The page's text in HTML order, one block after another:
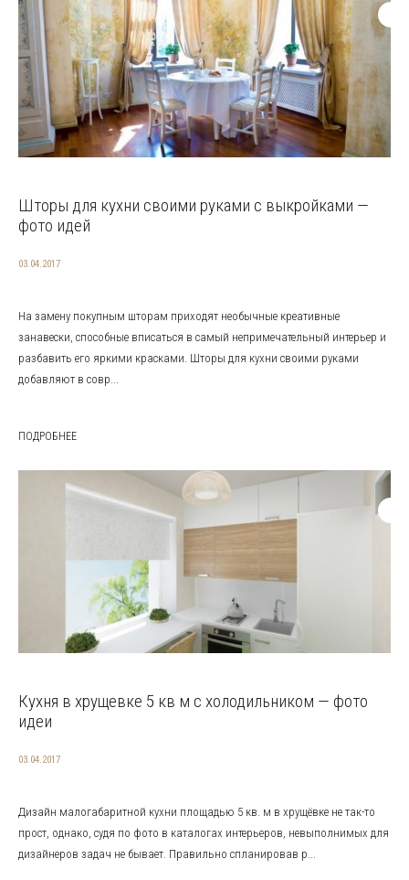
Шторы для кухни своими руками с выкройками —
фото идей
03.04.2017
На замену покупным шторам приходят необычные креативные
занавески, способные вписаться в самый непримечательный интерьер и
разбавить его яркими красками. Шторы для кухни своими руками
добавляют в совр...
ПОДРОБНЕЕ
Кухня в хрущевке 5 кв м с холодильником — фото
идеи
03.04.2017
Дизайн малогабаритной кухни площадью 5 кв. м в хрущёвке не так-то
прост, однако, судя по фото в каталогах интерьеров, невыполнимых для
дизайнеров задач не бывает. Правильно спланировав р...